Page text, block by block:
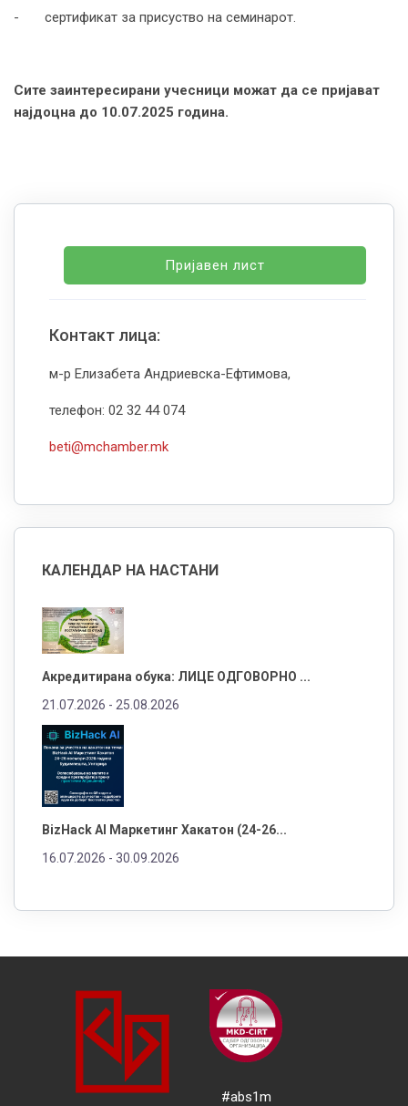
- сертификат за присуство на семинарот.
Сите заинтересирани учесници можат да се пријават
најдоцна до 10.07.2025 година.
Пријавен лист
Контакт лица:
м-р Елизабета Андриевска-Ефтимова,
телефон: 02 32 44 074
beti@mchamber.mk
КАЛЕНДАР НА НАСТАНИ
Акредитирана обука: ЛИЦЕ ОДГОВОРНО ...
21.07.2026 - 25.08.2026
BizHack AI Маркетинг Хакатон (24-26...
16.07.2026 - 30.09.2026
#abs1m